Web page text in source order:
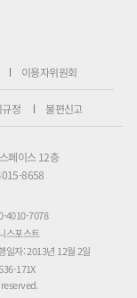
이용자위원회
정 불편신고
페이스 12층
8658
4010-7078
스포스트
일자: 2013년 12월 2일
171X